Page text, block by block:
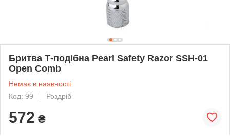
Бритва Т-подібна Pearl Safety Razor SSH-01
Open Comb
Немає в наявності
Код: 99
Роздріб
572 ₴